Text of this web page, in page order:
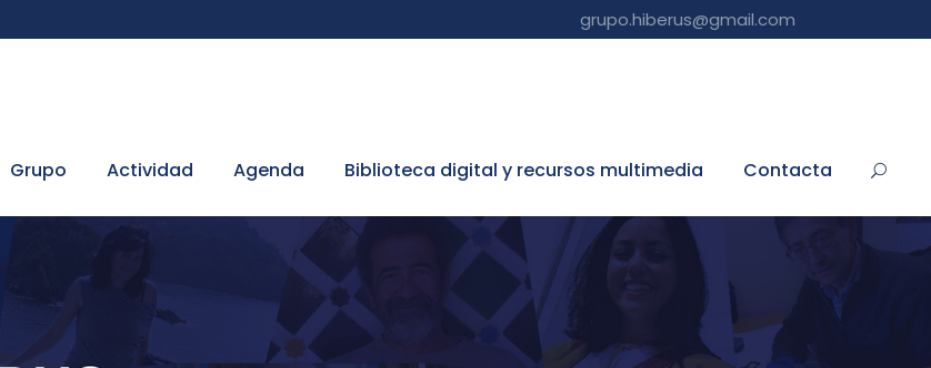
grupo.hiberus@gmail.com
Grupo Actividad Agenda Biblioteca digital y recursos multimedia Contacta